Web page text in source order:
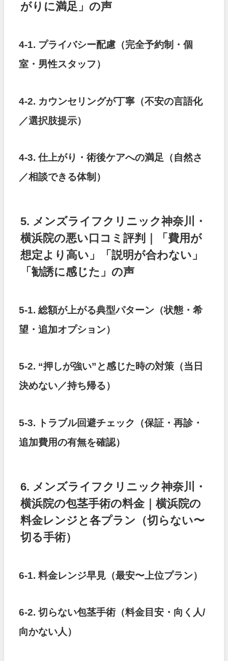
がりに満足」の声
4-1. プライバシー配慮（完全予約制・個
室・男性スタッフ）
4-2. カウンセリングが丁寧（不安の言語化
／選択肢提示）
4-3. 仕上がり・術後ケアへの満足（自然さ
／相談できる体制）
5. メンズライフクリニック神奈川・
横浜院の悪い口コミ評判｜「費用が
想定より高い」「説明が合わない」
「勧誘に感じた」の声
5-1. 総額が上がる典型パターン（状態・希
望・追加オプション）
5-2. “押しが強い”と感じた時の対策（当日
決めない／持ち帰る）
5-3. トラブル回避チェック（保証・再診・
追加費用の有無を確認）
6. メンズライフクリニック神奈川・
横浜院の包茎手術の料金｜横浜院の
料金レンジと各プラン（切らない〜
切る手術）
6-1. 料金レンジ早見（最安〜上位プラン）
6-2. 切らない包茎手術（料金目安・向く人/
向かない人）